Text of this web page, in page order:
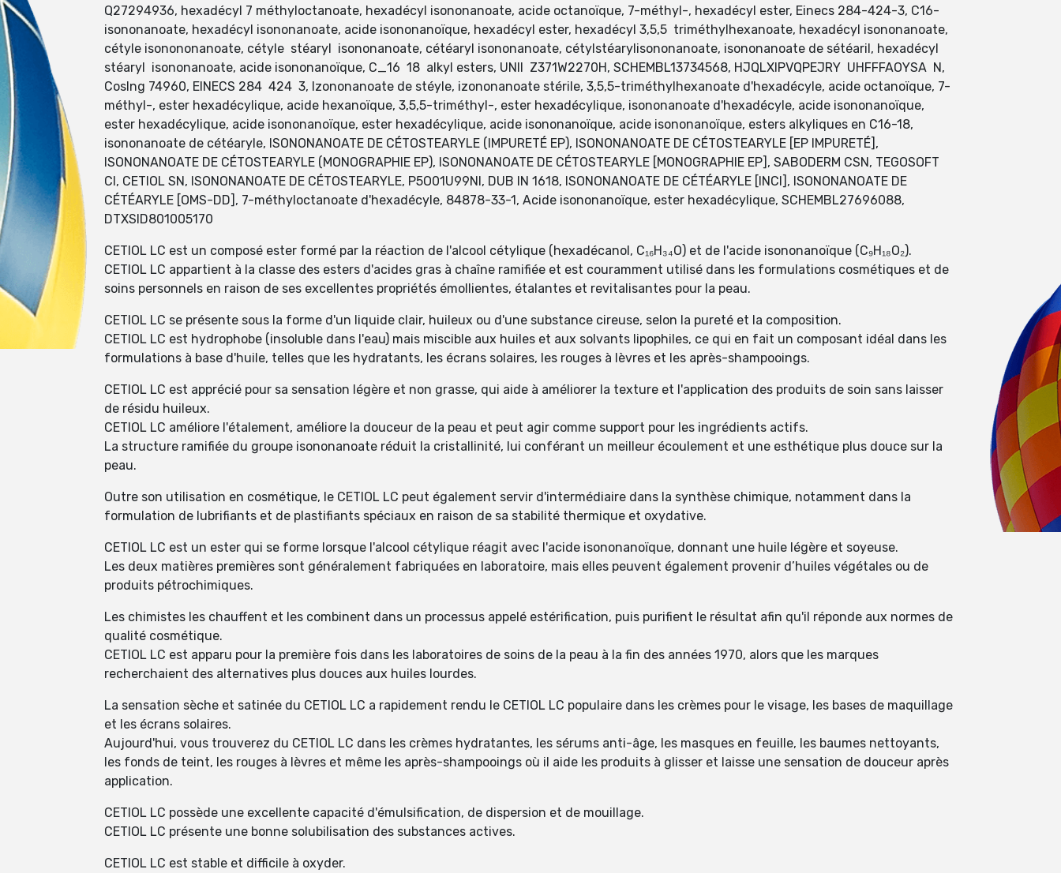
Q27294936, hexadécyl 7 méthyloctanoate, hexadécyl isononanoate, acide octanoïque, 7-méthyl-, hexadécyl ester, Einecs 284-424-3, C16-
isononanoate, hexadécyl isononanoate, acide isononanoïque, hexadécyl ester, hexadécyl 3,5,5 triméthylhexanoate, hexadécyl isononanoate,
cétyle isonononanoate, cétyle stéaryl isononanoate, cétéaryl isononanoate, cétylstéarylisononanoate, isononanoate de sétéaril, hexadécyl
stéaryl isononanoate, acide isononanoïque, C_16 18 alkyl esters, UNII Z371W2270H, SCHEMBL13734568, HJQLXIPVQPEJRY UHFFFAOYSA N,
CosIng 74960, EINECS 284 424 3, Izononanoate de stéyle, izononanoate stérile, 3,5,5-triméthylhexanoate d'hexadécyle, acide octanoïque, 7-
méthyl-, ester hexadécylique, acide hexanoïque, 3,5,5-triméthyl-, ester hexadécylique, isononanoate d'hexadécyle, acide isononanoïque,
ester hexadécylique, acide isononanoïque, ester hexadécylique, acide isononanoïque, acide isononanoïque, esters alkyliques en C16-18,
isononanoate de cétéaryle, ISONONANOATE DE CÉTOSTEARYLE (IMPURETÉ EP), ISONONANOATE DE CÉTOSTEARYLE [EP IMPURETÉ],
ISONONANOATE DE CÉTOSTEARYLE (MONOGRAPHIE EP), ISONONANOATE DE CÉTOSTEARYLE [MONOGRAPHIE EP], SABODERM CSN, TEGOSOFT
CI, CETIOL SN, ISONONANOATE DE CÉTOSTEARYLE, P5O01U99NI, DUB IN 1618, ISONONANOATE DE CÉTÉARYLE [INCI], ISONONANOATE DE
CÉTÉARYLE [OMS-DD], 7-méthyloctanoate d'hexadécyle, 84878-33-1, Acide isononanoïque, ester hexadécylique, SCHEMBL27696088,
DTXSID801005170
CETIOL LC est un composé ester formé par la réaction de l'alcool cétylique (hexadécanol, C₁₆H₃₄O) et de l'acide isononanoïque (C₉H₁₈O₂).
CETIOL LC appartient à la classe des esters d'acides gras à chaîne ramifiée et est couramment utilisé dans les formulations cosmétiques et de
soins personnels en raison de ses excellentes propriétés émollientes, étalantes et revitalisantes pour la peau.
CETIOL LC se présente sous la forme d'un liquide clair, huileux ou d'une substance cireuse, selon la pureté et la composition.
CETIOL LC est hydrophobe (insoluble dans l'eau) mais miscible aux huiles et aux solvants lipophiles, ce qui en fait un composant idéal dans les
formulations à base d'huile, telles que les hydratants, les écrans solaires, les rouges à lèvres et les après-shampooings.
CETIOL LC est apprécié pour sa sensation légère et non grasse, qui aide à améliorer la texture et l'application des produits de soin sans laisser
de résidu huileux.
CETIOL LC améliore l'étalement, améliore la douceur de la peau et peut agir comme support pour les ingrédients actifs.
La structure ramifiée du groupe isononanoate réduit la cristallinité, lui conférant un meilleur écoulement et une esthétique plus douce sur la
peau.
Outre son utilisation en cosmétique, le CETIOL LC peut également servir d'intermédiaire dans la synthèse chimique, notamment dans la
formulation de lubrifiants et de plastifiants spéciaux en raison de sa stabilité thermique et oxydative.
CETIOL LC est un ester qui se forme lorsque l'alcool cétylique réagit avec l'acide isononanoïque, donnant une huile légère et soyeuse.
Les deux matières premières sont généralement fabriquées en laboratoire, mais elles peuvent également provenir d’huiles végétales ou de
produits pétrochimiques.
Les chimistes les chauffent et les combinent dans un processus appelé estérification, puis purifient le résultat afin qu'il réponde aux normes de
qualité cosmétique.
CETIOL LC est apparu pour la première fois dans les laboratoires de soins de la peau à la fin des années 1970, alors que les marques
recherchaient des alternatives plus douces aux huiles lourdes.
La sensation sèche et satinée du CETIOL LC a rapidement rendu le CETIOL LC populaire dans les crèmes pour le visage, les bases de maquillage
et les écrans solaires.
Aujourd'hui, vous trouverez du CETIOL LC dans les crèmes hydratantes, les sérums anti-âge, les masques en feuille, les baumes nettoyants,
les fonds de teint, les rouges à lèvres et même les après-shampooings où il aide les produits à glisser et laisse une sensation de douceur après
application.
CETIOL LC possède une excellente capacité d'émulsification, de dispersion et de mouillage.
CETIOL LC présente une bonne solubilisation des substances actives.
CETIOL LC est stable et difficile à oxyder.